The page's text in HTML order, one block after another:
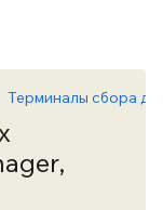
Терминалы сбора